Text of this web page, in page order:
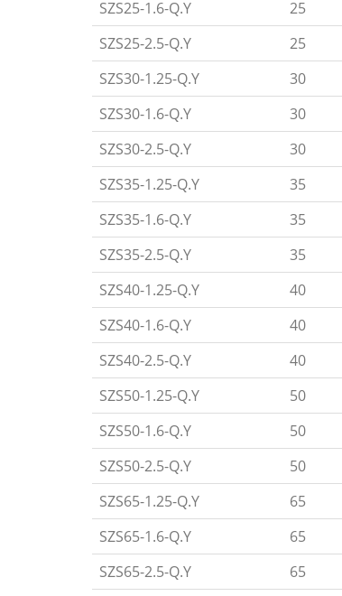
SZS25-1.6-Q.Y
25
SZS25-2.5-Q.Y
25
SZS30-1.25-Q.Y
30
SZS30-1.6-Q.Y
30
SZS30-2.5-Q.Y
30
SZS35-1.25-Q.Y
35
SZS35-1.6-Q.Y
35
SZS35-2.5-Q.Y
35
SZS40-1.25-Q.Y
40
SZS40-1.6-Q.Y
40
SZS40-2.5-Q.Y
40
SZS50-1.25-Q.Y
50
SZS50-1.6-Q.Y
50
SZS50-2.5-Q.Y
50
SZS65-1.25-Q.Y
65
SZS65-1.6-Q.Y
65
SZS65-2.5-Q.Y
65